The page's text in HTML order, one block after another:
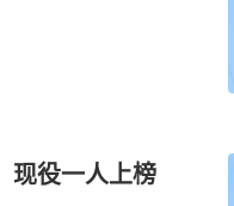
现役一人上榜